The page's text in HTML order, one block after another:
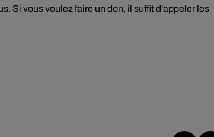
Si vous voulez faire un don, il suffit d'appeler les